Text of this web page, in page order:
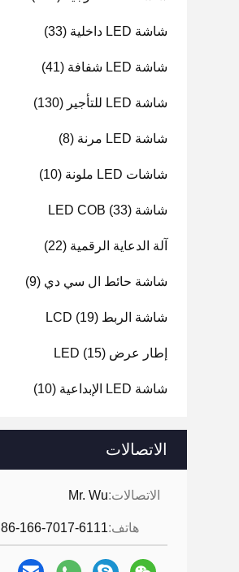
شاشة LED داخلية (33)
شاشة LED شفافة (41)
شاشة LED للتأجير (130)
شاشة LED مرنة (8)
شاشات LED ملونة (10)
شاشة LED COB (33)
آلة الدعاية الرقمية (22)
شاشة حائط ال سي دي (9)
شاشة الربط LCD (19)
إطار عرض LED (15)
شاشة LED الإبداعية (10)
الاتصالات
الاتصالات:Mr. Wu
هاتف:86-166-7017-6111